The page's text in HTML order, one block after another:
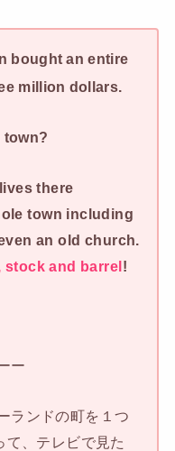
bought an entire
million dollars.
town?
there
town including
an old church.
stock and barrel!
ー
ランドの町を１つ
、テレビで見た